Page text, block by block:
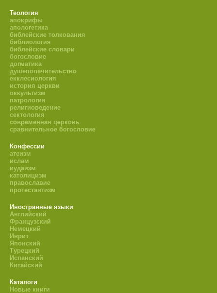
Теология
апокрифы
апологетика
библейские толкования
библиология
библейские словари
богословие
догматика
душепопечительство
екклесиология
история церкви
оккультизм
патрология
религиоведение
сектология
современная церковь
сравнительное богословие
Конфессии
атеизм
ислам
иудаизм
католицизм
православие
протестантизм
Иностранные языки
Английский
Французский
Немецкий
Иврит
Японский
Турецкий
Испанский
Китайский
Каталоги
Новые книги